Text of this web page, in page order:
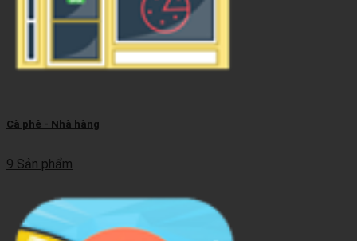
Cà phê - Nhà hàng
9 Sản phẩm